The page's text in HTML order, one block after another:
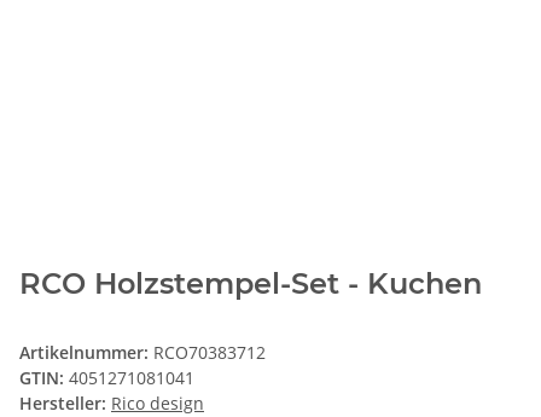
RCO Holzstempel-Set - Kuchen
Artikelnummer: RCO70383712
GTIN: 4051271081041
Hersteller: Rico design